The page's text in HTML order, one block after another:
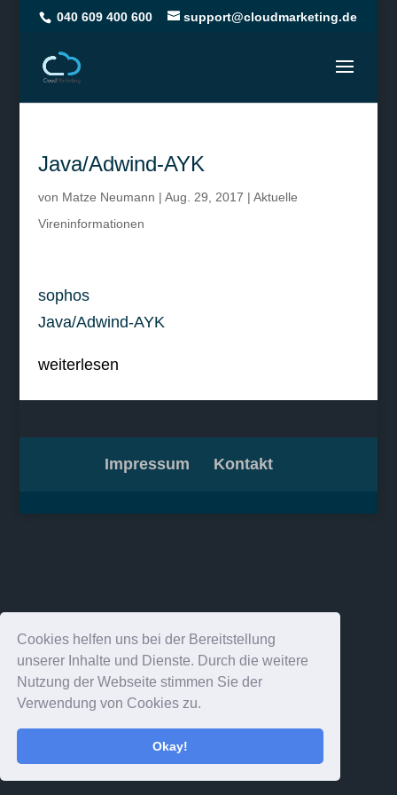
Cookies helfen uns bei der Bereitstellung
unserer Inhalte und Dienste. Durch die weitere
Nutzung der Webseite stimmen Sie der
Verwendung von Cookies zu.
Okay!
040 609 400 600 support@cloudmarketing.de
Java/Adwind-AYK
von Matze Neumann | Aug. 29, 2017 | Aktuelle
Vireninformationen
sophos
Java/Adwind-AYK
weiterlesen
Impressum Kontakt